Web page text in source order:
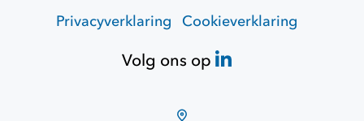
Privacyverklaring Cookieverklaring
Volg ons op